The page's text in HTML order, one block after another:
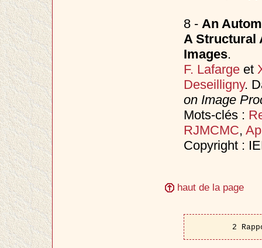
8 - An
A Structural
Images.
F. Lafargeet
Deseilligny.
on Image
Mots-clés :
RJMCMC,
Copyright :
haut de la page
2